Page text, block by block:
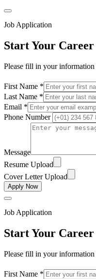
Job Application
Start Your Career
Please fill in your information
First Name *
Last Name *
Email *
Phone Number
Message
Resume Upload
Cover Letter Upload
Apply Now
Job Application
Start Your Career
Please fill in your information
First Name *